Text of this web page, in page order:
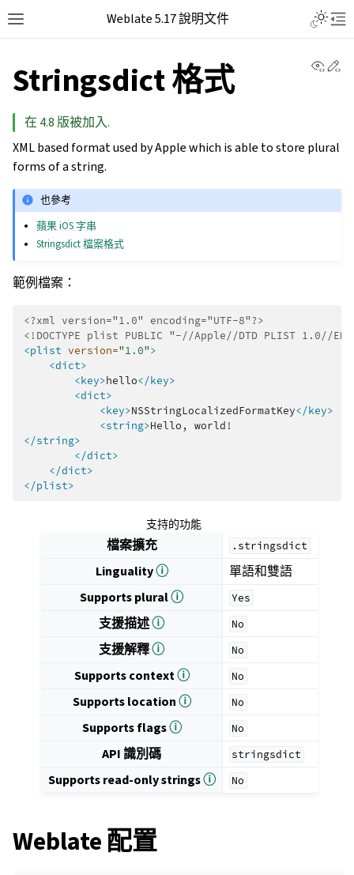
Weblate 5.17 說明文件
Stringsdict 格式
在 4.8 版被加入.
XML based format used by Apple which is able to store plural
forms of a string.
也參考
蘋果 iOS 字串
Stringsdict 檔案格式
範例檔案：
<?xml version="1.0" encoding="UTF-8"?>
<!DOCTYPE plist PUBLIC "-//Apple//DTD PLIST 1.0//
<plist version="1.0">
<dict>
<key>hello</key>
<dict>
<key>NSStringLocalizedFormatKey</key>
<string>Hello,
</string>
</dict>
</dict>
</plist>
支持的功能
檔案擴充 .stringsdict
Lingualityⓘ
單語和雙語
Supports pluralⓘ Yes
支援描述ⓘ No
支援解釋ⓘ No
Supports contextⓘ No
Supports locationⓘ No
Supports flagsⓘ No
API 識別碼 stringsdict
Supports read-only stringsⓘ No
Weblate 配置